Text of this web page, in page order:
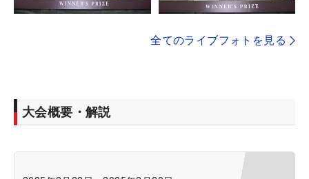
全てのライブフォトを見る
大会概要・解説